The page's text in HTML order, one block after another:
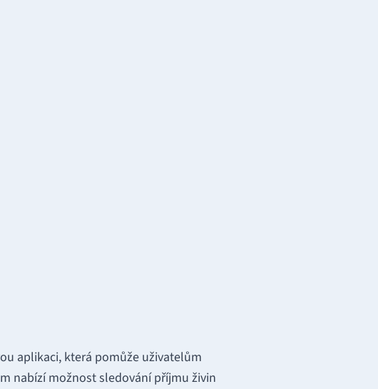
aplikaci, která pomůže uživatelům
nabízí možnost sledování příjmu živin